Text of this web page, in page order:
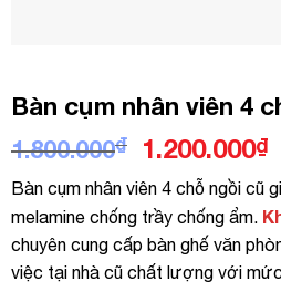
Bàn cụm nhân viên 4
1.800.000₫
Giá
gốc
là:
1.800.000₫.
1.200.000₫
Bàn cụm nhân viên 4 chỗ ngồi cũ
melamine chống trầy chống ẩm.
chuyên cung cấp bàn ghế văn
việc tại nhà cũ chất lượng với